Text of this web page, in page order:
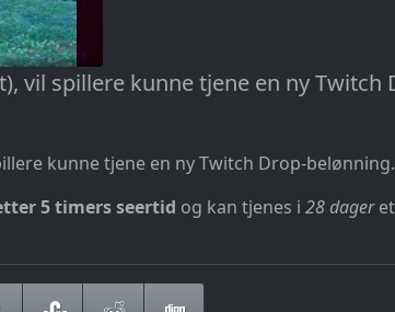
vil spillere kunne tjene en ny Twitch
kunne tjene en ny Twitch Drop-belønning.
5 timers seertid og kan tjenes i 28 dager